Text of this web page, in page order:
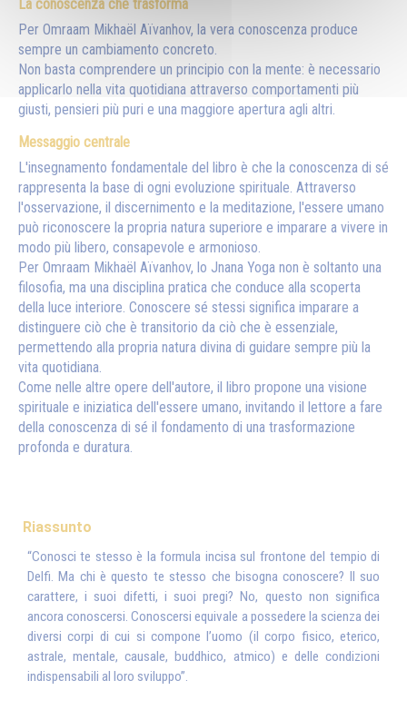
La conoscenza che trasforma
Per Omraam Mikhaël Aïvanhov, la vera conoscenza produce
sempre un cambiamento concreto.
Non basta comprendere un principio con la mente: è necessario
applicarlo nella vita quotidiana attraverso comportamenti più
giusti, pensieri più puri e una maggiore apertura agli altri.
Messaggio centrale
L'insegnamento fondamentale del libro è che la conoscenza di sé
rappresenta la base di ogni evoluzione spirituale. Attraverso
l'osservazione, il discernimento e la meditazione, l'essere umano
può riconoscere la propria natura superiore e imparare a vivere in
modo più libero, consapevole e armonioso.
Per Omraam Mikhaël Aïvanhov, lo Jnana Yoga non è soltanto una
filosofia, ma una disciplina pratica che conduce alla scoperta
della luce interiore. Conoscere sé stessi significa imparare a
distinguere ciò che è transitorio da ciò che è essenziale,
permettendo alla propria natura divina di guidare sempre più la
vita quotidiana.
Come nelle altre opere dell'autore, il libro propone una visione
spirituale e iniziatica dell'essere umano, invitando il lettore a fare
della conoscenza di sé il fondamento di una trasformazione
profonda e duratura.
Riassunto
“Conosci te stesso è la formula incisa sul frontone del tempio di
Delfi. Ma chi è questo te stesso che bisogna conoscere? Il suo
carattere, i suoi difetti, i suoi pregi? No, questo non significa
ancora conoscersi. Conoscersi equivale a possedere la scienza dei
diversi corpi di cui si compone l’uomo (il corpo fisico, eterico,
astrale, mentale, causale, buddhico, atmico) e delle condizioni
indispensabili al loro sviluppo”.